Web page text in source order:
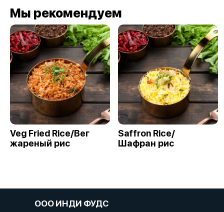
Мы рекомендуем
Veg Fried Rice/Вег
жареный рис
Saffron Rice/
Шафран рис
ООО ИНДИ ФУДС